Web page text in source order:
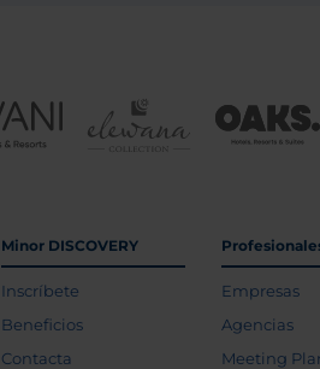
Minor DISCOVERY
Inscríbete
Beneficios
Contacta
Empresas
Agencias
Meeting